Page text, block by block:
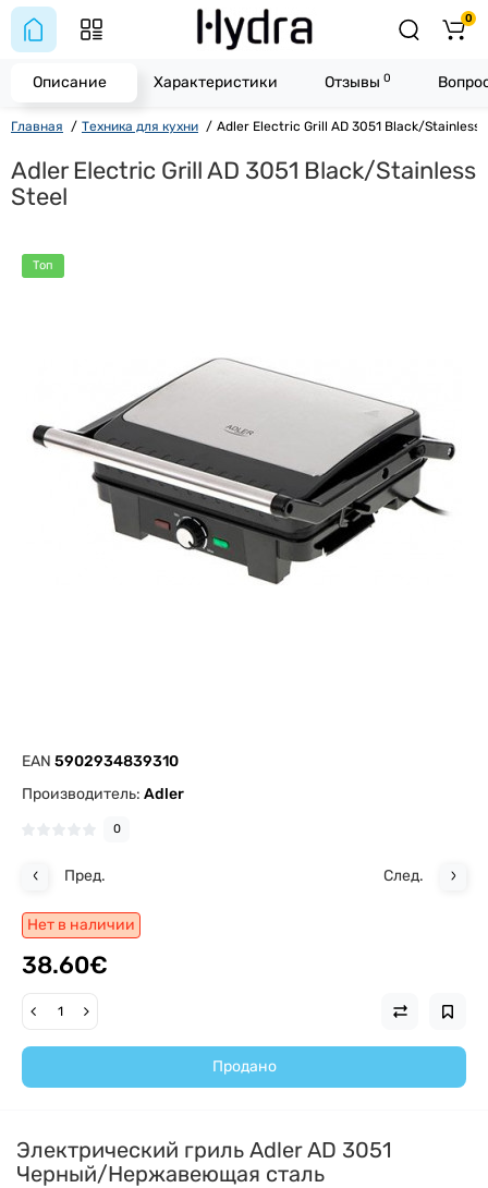
0
Главная Техника для кухни Adler Electric Grill AD 3051 Black/Stainless
Adler Electric Grill AD 3051 Black/Stainless
Steel
Топ
EAN 5902934839310
Производитель: Adler
0
Пред. След.
Нет в наличии
38.60€
Продано
Описание Характеристики Отзывы 0
Электрический гриль Adler AD 3051
Черный/Нержавеющая сталь